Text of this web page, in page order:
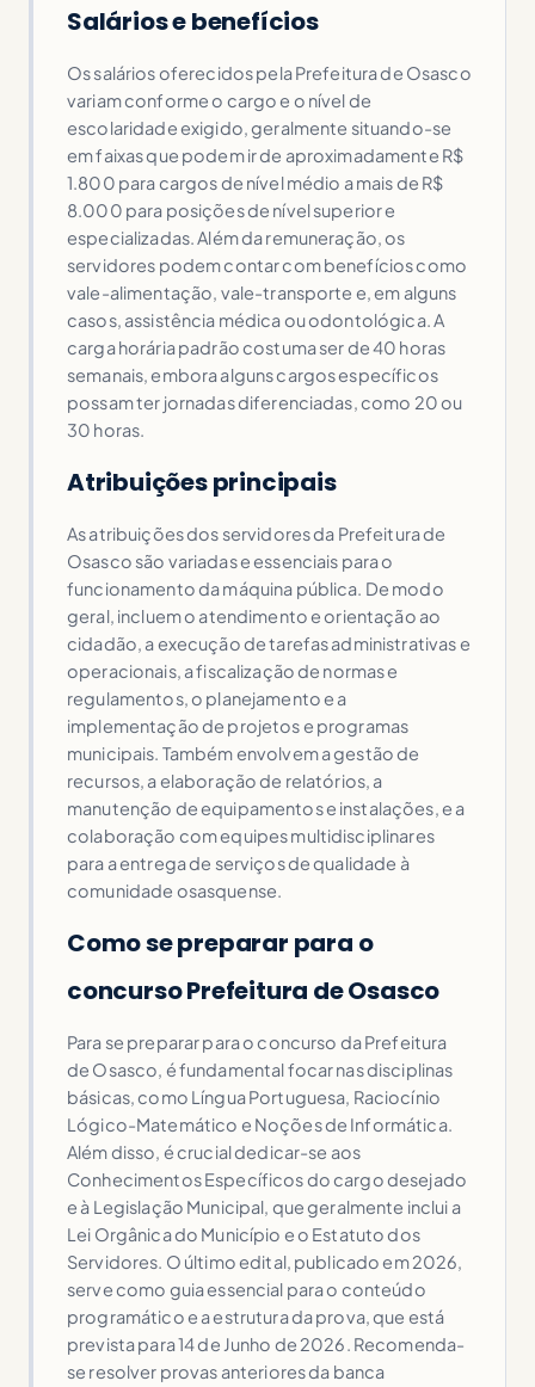
Salários e benefícios
Os salários oferecidos pela Prefeitura de Osasco
variam conforme o cargo e o nível de
escolaridade exigido, geralmente situando-se
em faixas que podem ir de aproximadamente R$
1.800 para cargos de nível médio a mais de R$
8.000 para posições de nível superior e
especializadas. Além da remuneração, os
servidores podem contar com benefícios como
vale-alimentação, vale-transporte e, em alguns
casos, assistência médica ou odontológica. A
carga horária padrão costuma ser de 40 horas
semanais, embora alguns cargos específicos
possam ter jornadas diferenciadas, como 20 ou
30 horas.
Atribuições principais
As atribuições dos servidores da Prefeitura de
Osasco são variadas e essenciais para o
funcionamento da máquina pública. De modo
geral, incluem o atendimento e orientação ao
cidadão, a execução de tarefas administrativas e
operacionais, a fiscalização de normas e
regulamentos, o planejamento e a
implementação de projetos e programas
municipais. Também envolvem a gestão de
recursos, a elaboração de relatórios, a
manutenção de equipamentos e instalações, e a
colaboração com equipes multidisciplinares
para a entrega de serviços de qualidade à
comunidade osasquense.
Como se preparar para o
concurso Prefeitura de Osasco
Para se preparar para o concurso da Prefeitura
de Osasco, é fundamental focar nas disciplinas
básicas, como Língua Portuguesa, Raciocínio
Lógico-Matemático e Noções de Informática.
Além disso, é crucial dedicar-se aos
Conhecimentos Específicos do cargo desejado
e à Legislação Municipal, que geralmente inclui a
Lei Orgânica do Município e o Estatuto dos
Servidores. O último edital, publicado em 2026,
serve como guia essencial para o conteúdo
programático e a estrutura da prova, que está
prevista para 14 de Junho de 2026. Recomenda-
se resolver provas anteriores da banca